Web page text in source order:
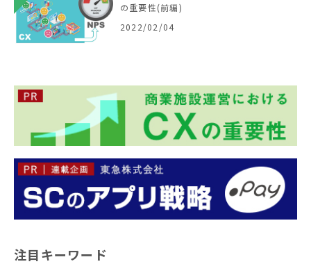
の重要性(前編)
2022/02/04
注目キーワード